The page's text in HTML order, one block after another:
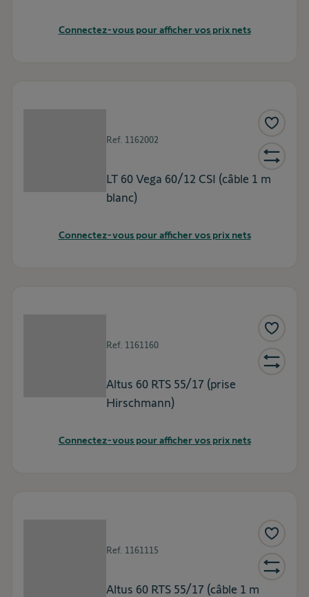
Connectez-vous pour afficher vos prix nets
Ref. 1162002
LT 60 Vega 60/12 CSI (câble 1 m
blanc)
Connectez-vous pour afficher vos prix nets
Ref. 1161160
Altus 60 RTS 55/17 (prise
Hirschmann)
Connectez-vous pour afficher vos prix nets
Ref. 1161115
Altus 60 RTS 55/17 (câble 1 m